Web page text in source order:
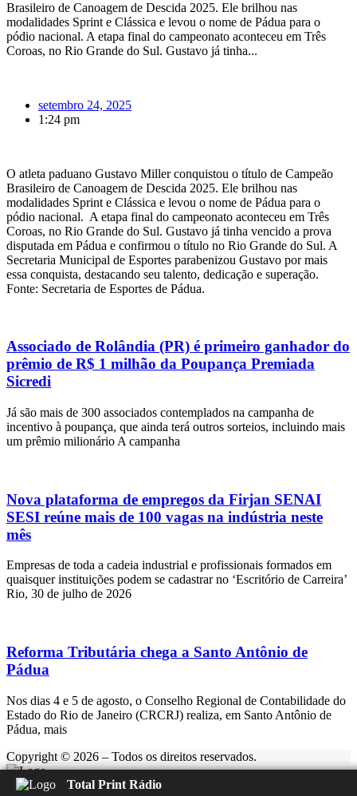
Brasileiro de Canoagem de Descida 2025. Ele brilhou nas
modalidades Sprint e Clássica e levou o nome de Pádua para o
pódio nacional. A etapa final do campeonato aconteceu em Três
Coroas, no Rio Grande do Sul. Gustavo já tinha...
setembro 24, 2025
1:24 pm
O atleta paduano Gustavo Miller conquistou o título de Campeão
Brasileiro de Canoagem de Descida 2025. Ele brilhou nas
modalidades Sprint e Clássica e levou o nome de Pádua para o
pódio nacional. A etapa final do campeonato aconteceu em Três
Coroas, no Rio Grande do Sul. Gustavo já tinha vencido a prova
disputada em Pádua e confirmou o título no Rio Grande do Sul. A
Secretaria Municipal de Esportes parabenizou Gustavo por mais
essa conquista, destacando seu talento, dedicação e superação.
Fonte: Secretaria de Esportes de Pádua.
Associado de Rolândia (PR) é primeiro ganhador do
prêmio de R$ 1 milhão da Poupança Premiada
Sicredi
Já são mais de 300 associados contemplados na campanha de
incentivo à poupança, que ainda terá outros sorteios, incluindo mais
um prêmio milionário A campanha
Nova plataforma de empregos da Firjan SENAI
SESI reúne mais de 100 vagas na indústria neste
mês
Empresas de toda a cadeia industrial e profissionais formados em
quaisquer instituições podem se cadastrar no ‘Escritório de Carreira’
Rio, 30 de julho de 2026
Reforma Tributária chega a Santo Antônio de
Pádua
Nos dias 4 e 5 de agosto, o Conselho Regional de Contabilidade do
Estado do Rio de Janeiro (CRCRJ) realiza, em Santo Antônio de
Pádua, mais
Copyright © 2026 – Todos os direitos reservados.
Total Print Rádio
Rádio Feliz